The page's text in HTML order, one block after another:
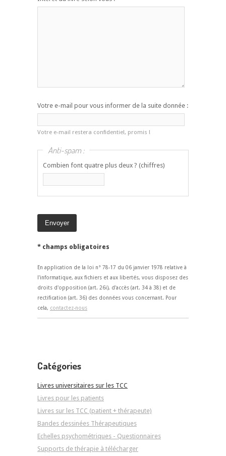
Votre e-mail pour vous informer de la suite donnée :
Votre e-mail restera confidentiel, promis !
Anti-spam :
Combien font quatre plus deux ? (chiffres)
* champs obligatoires
En application de la loi n° 78-17 du 06 janvier 1978 relative à
l'informatique, aux fichiers et aux libertés, vous disposez des
droits d'opposition (art. 26i), d'accès (art. 34 à 38) et de
rectification (art. 36) des données vous concernant. Pour
cela, contactez-nous
Catégories
Livres universitaires sur les TCC
Livres pour les patients
Livres sur les TCC (patient + thérapeute)
Bandes dessinées Thérapeutiques
Echelles psychométriques - Questionnaires
Supports de thérapie à télécharger